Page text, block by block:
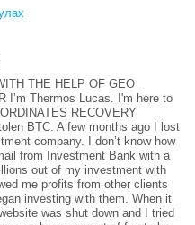
THE HELP OF GEO
I’m Thermos Lucas. I'm here to
RECOVERY
BTC. A few months ago I lost
company. I don’t know how
from Investment Bank with a
out of my investment with
me profits from other clients
investing with them. When it
was shut down and I tried